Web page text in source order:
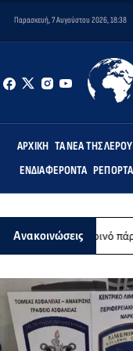
Παρασκευή, 7 Αυγούστου 2026, 18:38
ΑΡΧΙΚΉ ΤΑ ΝΈΑ ΤΗΣ ΛΈΡΟΥ
ΕΝΔΙΑΦΈΡΟΝΤΑ
Ανακοινώσειςπάρτι του